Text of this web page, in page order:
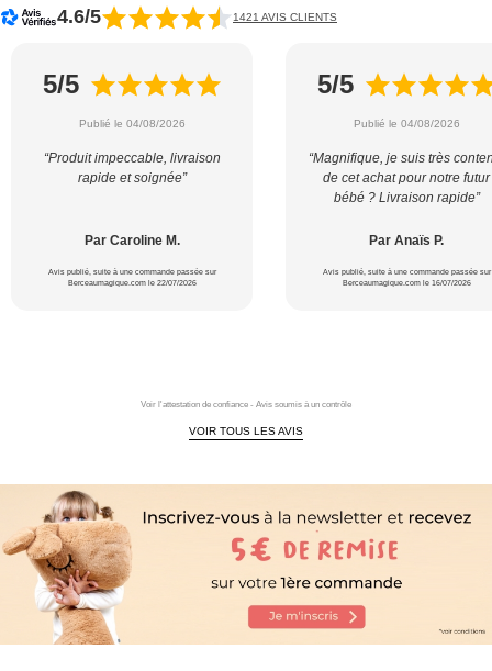
4.6/5 1421 AVIS CLIENTS
5/5
Publié le 04/08/2026
“Produit impeccable, livraison
rapide et soignée”
Par Caroline M.
Avis publié, suite à une commande passée sur
Berceaumagique.com le 22/07/2026
5/5
Publié le 04/08/2026
“Magnifique, je suis très
de cet achat pour notre futur
bébé ? Livraison rapide”
Par Anaïs P.
Avis publié, suite à une commande passée sur
Berceaumagique.com le 16/07/2026
Voir l'attestation de confiance - Avis soumis à un contrôle
VOIR TOUS LES AVIS